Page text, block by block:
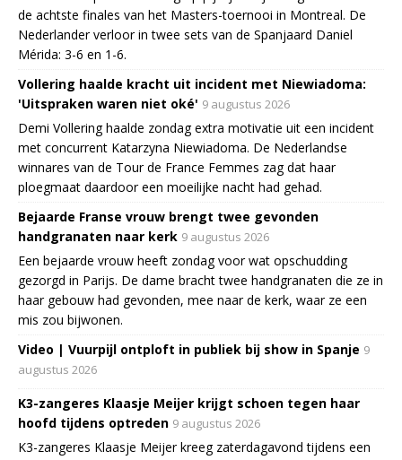
de achtste finales van het Masters-toernooi in Montreal. De
Nederlander verloor in twee sets van de Spanjaard Daniel
Mérida: 3-6 en 1-6.
Vollering haalde kracht uit incident met Niewiadoma:
'Uitspraken waren niet oké' 9 augustus 2026
Demi Vollering haalde zondag extra motivatie uit een incident
met concurrent Katarzyna Niewiadoma. De Nederlandse
winnares van de Tour de France Femmes zag dat haar
ploegmaat daardoor een moeilijke nacht had gehad.
Bejaarde Franse vrouw brengt twee gevonden
handgranaten naar kerk 9 augustus 2026
Een bejaarde vrouw heeft zondag voor wat opschudding
gezorgd in Parijs. De dame bracht twee handgranaten die ze in
haar gebouw had gevonden, mee naar de kerk, waar ze een
mis zou bijwonen.
Video | Vuurpijl ontploft in publiek bij show in Spanje 9
augustus 2026
K3-zangeres Klaasje Meijer krijgt schoen tegen haar
hoofd tijdens optreden 9 augustus 2026
K3-zangeres Klaasje Meijer kreeg zaterdagavond tijdens een